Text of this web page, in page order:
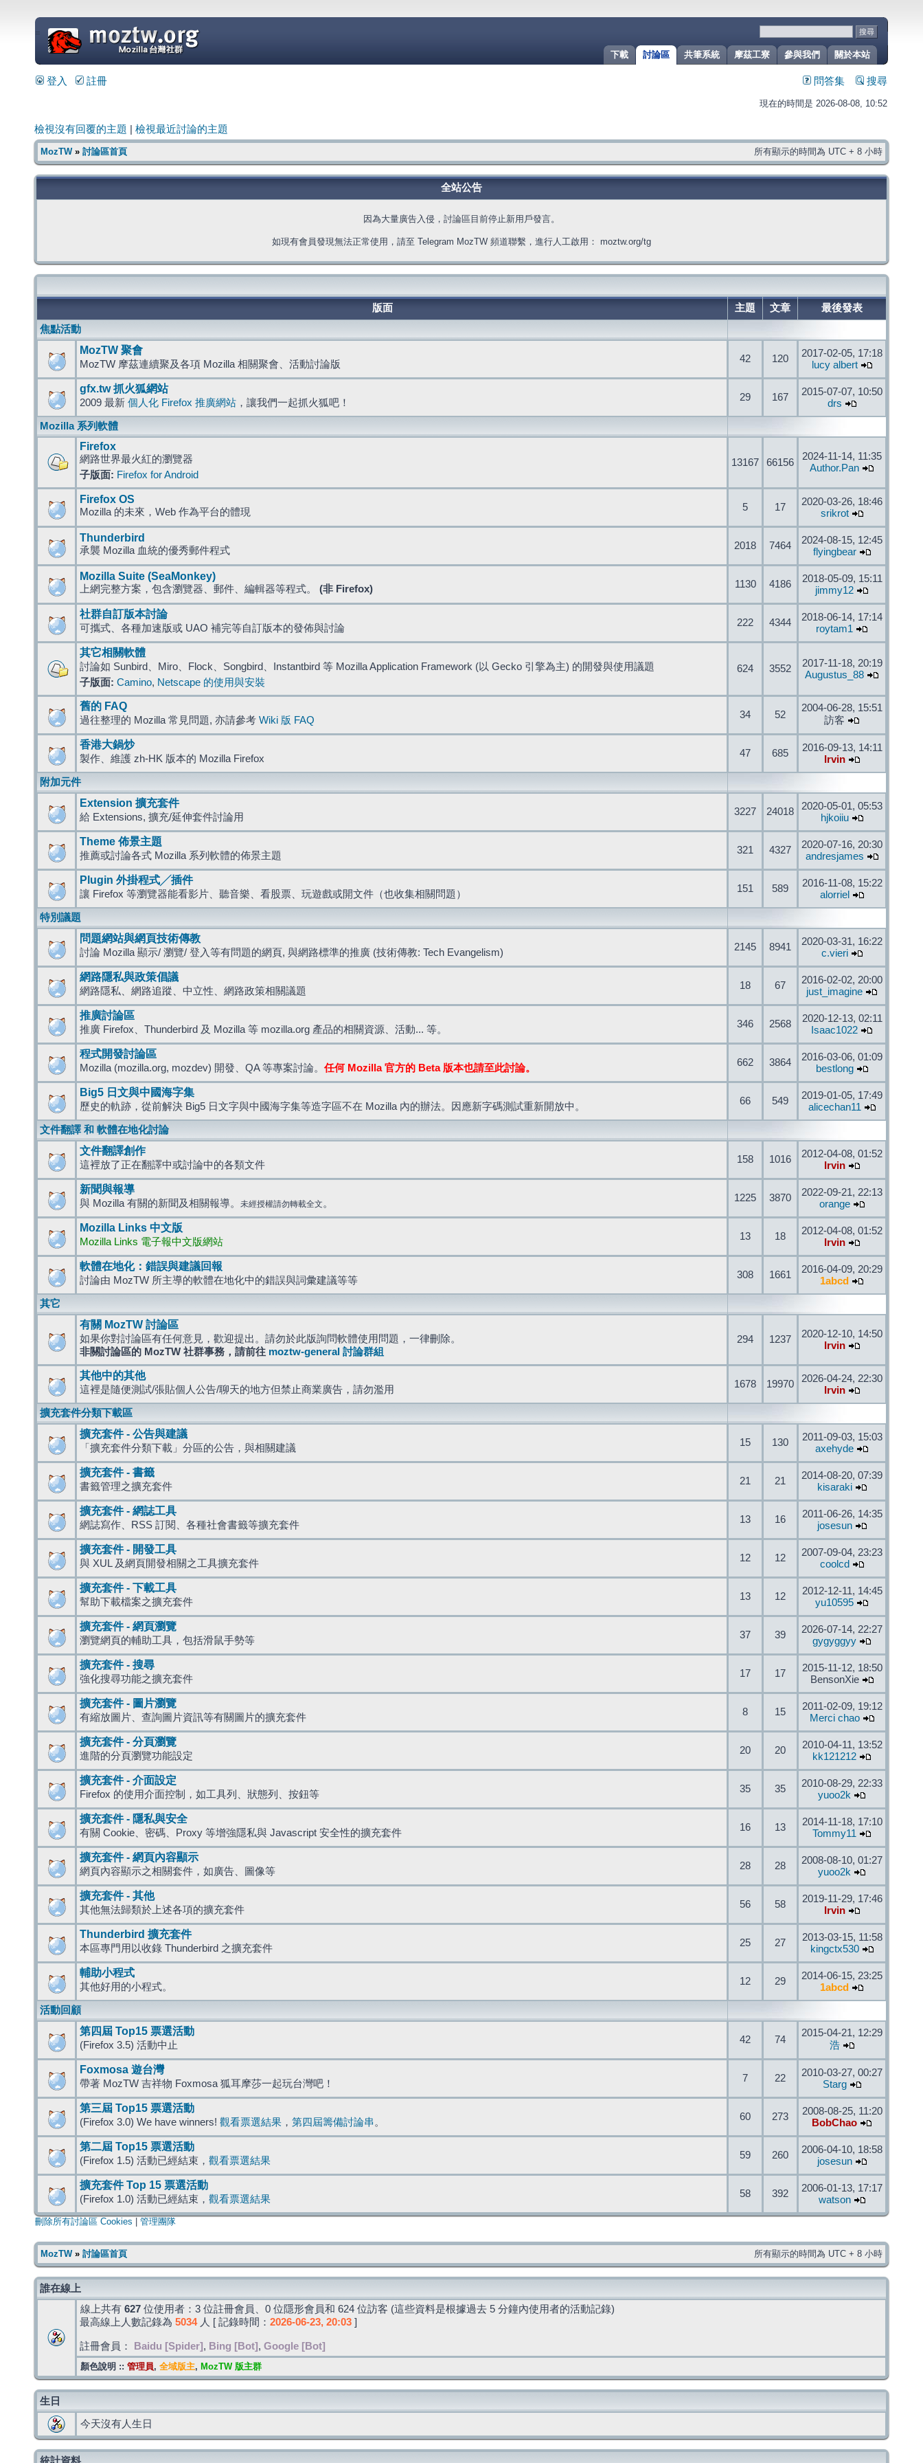
關於本站
參與我們
摩茲工寮
共筆系統
討論區
下載
=
登入 註冊 問答集 搜尋
現在的時間是 2026-08-08, 10:52
檢視沒有回覆的主題 檢視最近討論的主題
MozTW» 討論區首頁 所有顯示的時間為 UTC + 8 小時
全站公告
因為大量廣告入侵，討論區目前停止新用戶發言。
如現有會員發現無法正常使用，請至 Telegram MozTW 頻道聯繫，進行人工啟用： moztw.org/tg
版面 主題 文章
最後發表
焦點活動
MozTW 聚會
MozTW 摩茲連續聚及各項 Mozilla 相關聚會、活動討論版 42 120
2017-02-05, 17:18
lucy albert
gfx.tw 抓火狐網站
2009 最新 個人化 Firefox 推廣網站 ，讓我們一起抓火狐吧！ 29 167
2015-07-07, 10:50
drs
Mozilla 系列軟體
Firefox
網路世界最火紅的瀏覽器
子版面: Firefox for Android
13167 66156
2024-11-14, 11:35
Author.Pan
Firefox OS
Mozilla 的未來，Web 作為平台的體現 5 17
2020-03-26, 18:46
srikrot
Thunderbird
承襲 Mozilla 血統的優秀郵件程式 2018 7464
2024-08-15, 12:45
flyingbear
Mozilla Suite (SeaMonkey)
上網完整方案，包含瀏覽器、郵件、編輯器等程式。 (非 Firefox) 1130 4186
2018-05-09, 15:11
jimmy12
社群自訂版本討論
可攜式、各種加速版或 UAO 補完等自訂版本的發佈與討論 222 4344
2018-06-14, 17:14
roytam1
其它相關軟體
討論如 Sunbird、Miro、Flock、Songbird、Instantbird 等 Mozilla Application Framework (以 Gecko 引擎為主) 的開發與使用議題
子版面: Camino, Netscape 的使用與安裝
624 3552
2017-11-18, 20:19
Augustus_88
舊的 FAQ
過往整理的 Mozilla 常見問題, 亦請參考 Wiki 版 FAQ 34 52
2004-06-28, 15:51
訪客
香港大鍋炒
製作、維護 zh-HK 版本的 Mozilla Firefox 47 685
2016-09-13, 14:11
Irvin
附加元件
Extension 擴充套件
給 Extensions, 擴充/延伸套件討論用 3227 24018
2020-05-01, 05:53
hjkoiiu
Theme 佈景主題
推薦或討論各式 Mozilla 系列軟體的佈景主題 321 4327
2020-07-16, 20:30
andresjames
Plugin 外掛程式╱插件
讓 Firefox 等瀏覽器能看影片、聽音樂、看股票、玩遊戲或開文件（也收集相關問題） 151 589
2016-11-08, 15:22
alorriel
特別議題
問題網站與網頁技術傳教
討論 Mozilla 顯示/ 瀏覽/ 登入等有問題的網頁, 與網路標準的推廣 (技術傳教: Tech Evangelism) 2145 8941
2020-03-31, 16:22
c.vieri
網路隱私與政策倡議
網路隱私、網路追蹤、中立性、網路政策相關議題 18 67
2016-02-02, 20:00
just_imagine
推廣討論區
推廣 Firefox、Thunderbird 及 Mozilla 等 mozilla.org 產品的相關資源、活動... 等。 346 2568
2020-12-13, 02:11
Isaac1022
程式開發討論區
Mozilla (mozilla.org, mozdev) 開發、QA 等專案討論。 任何 Mozilla 官方的 Beta 版本也請至此討論。 662 3864
2016-03-06, 01:09
bestlong
Big5 日文與中國海字集
歷史的軌跡，從前解決 Big5 日文字與中國海字集等造字區不在 Mozilla 內的辦法。因應新字碼測試重新開放中。 66 549
2019-01-05, 17:49
alicechan11
文件翻譯 和 軟體在地化討論
文件翻譯創作
這裡放了正在翻譯中或討論中的各類文件 158 1016
2012-04-08, 01:52
Irvin
新聞與報導
與 Mozilla 有關的新聞及相關報導。 未經授權請勿轉載全文 。 1225 3870
2022-09-21, 22:13
orange
Mozilla Links 中文版
Mozilla Links 電子報中文版網站 13 18
2012-04-08, 01:52
Irvin
軟體在地化：錯誤與建議回報
討論由 MozTW 所主導的軟體在地化中的錯誤與詞彙建議等等 308 1661
2016-04-09, 20:29
1abcd
其它
有關 MozTW 討論區
如果你對討論區有任何意見，歡迎提出。請勿於此版詢問軟體使用問題，一律刪除。
非關討論區的 MozTW 社群事務，請前往 moztw-general 討論群組
294 1237
2020-12-10, 14:50
Irvin
其他中的其他
這裡是隨便測試/張貼個人公告/聊天的地方但禁止商業廣告，請勿濫用 1678 19970
2026-04-24, 22:30
Irvin
擴充套件分類下載區
擴充套件 - 公告與建議
「擴充套件分類下載」分區的公告，與相關建議 15 130
2011-09-03, 15:03
axehyde
擴充套件 - 書籤
書籤管理之擴充套件 21 21
2014-08-20, 07:39
kisaraki
擴充套件 - 網誌工具
網誌寫作、RSS 訂閱、各種社會書籤等擴充套件 13 16
2011-06-26, 14:35
josesun
擴充套件 - 開發工具
與 XUL 及網頁開發相關之工具擴充套件 12 12
2007-09-04, 23:23
coolcd
擴充套件 - 下載工具
幫助下載檔案之擴充套件 13 12
2012-12-11, 14:45
yu10595
擴充套件 - 網頁瀏覽
瀏覽網頁的輔助工具，包括滑鼠手勢等 37 39
2026-07-14, 22:27
gygyggyy
擴充套件 - 搜尋
強化搜尋功能之擴充套件 17 17
2015-11-12, 18:50
BensonXie
擴充套件 - 圖片瀏覽
有縮放圖片、查詢圖片資訊等有關圖片的擴充套件 8 15
2011-02-09, 19:12
Merci chao
擴充套件 - 分頁瀏覽
進階的分頁瀏覽功能設定 20 20
2010-04-11, 13:52
kk121212
擴充套件 - 介面設定
Firefox 的使用介面控制，如工具列、狀態列、按鈕等 35 35
2010-08-29, 22:33
yuoo2k
擴充套件 - 隱私與安全
有關 Cookie、密碼、Proxy 等增強隱私與 Javascript 安全性的擴充套件 16 13
2014-11-18, 17:10
Tommy11
擴充套件 - 網頁內容顯示
網頁內容顯示之相關套件，如廣告、圖像等 28 28
2008-08-10, 01:27
yuoo2k
擴充套件 - 其他
其他無法歸類於上述各項的擴充套件 56 58
2019-11-29, 17:46
Irvin
Thunderbird 擴充套件
本區專門用以收錄 Thunderbird 之擴充套件 25 27
2013-03-15, 11:58
kingctx530
輔助小程式
其他好用的小程式。 12 29
2014-06-15, 23:25
1abcd
活動回顧
第四屆 Top15 票選活動
(Firefox 3.5) 活動中止 42 74
2015-04-21, 12:29
浩
Foxmosa 遊台灣
帶著 MozTW 吉祥物 Foxmosa 狐耳摩莎一起玩台灣吧！ 7 22
2010-03-27, 00:27
Starg
第三屆 Top15 票選活動
(Firefox 3.0) We have winners! 觀看票選結果 ， 第四屆籌備討論串 。 60 273
2008-08-25, 11:20
BobChao
第二屆 Top15 票選活動
(Firefox 1.5) 活動已經結束， 觀看票選結果 59 260
2006-04-10, 18:58
josesun
擴充套件 Top 15 票選活動
(Firefox 1.0) 活動已經結束， 觀看票選結果 58 392
2006-01-13, 17:17
watson
刪除所有討論區 Cookies 管理團隊
MozTW» 討論區首頁 所有顯示的時間為 UTC + 8 小時
誰在線上
線上共有 627 位使用者：3 位註冊會員、0 位隱形會員和 624 位訪客 (這些資料是根據過去 5 分鐘內使用者的活動記錄)
最高線上人數記錄為 5034人 [ 記錄時間： 2026-06-23, 20:03 ]
註冊會員： Baidu [Spider] , Bing [Bot] , Google [Bot]
顏色說明 :: 管理員, 全域版主, MozTW 版主群
生日
今天沒有人生日